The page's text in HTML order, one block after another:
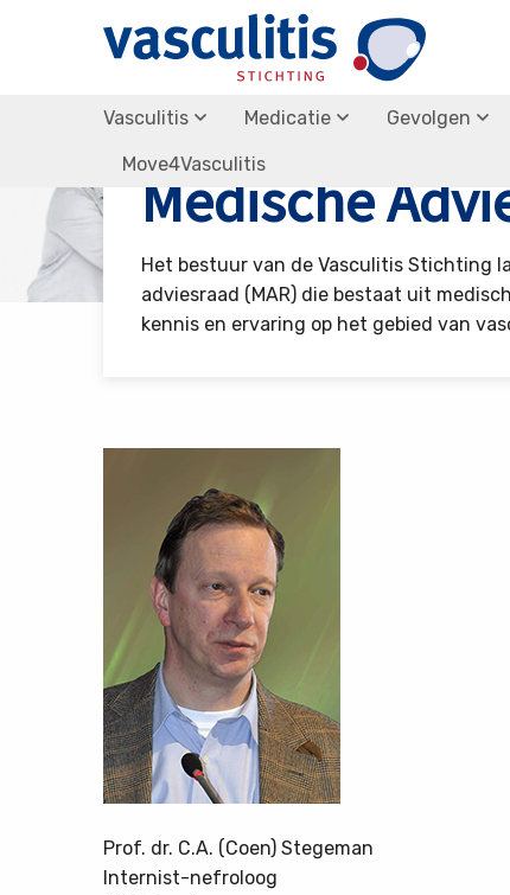
Vasculitis Medicatie Gevolgen
Move4Vasculitis
Medische
Het bestuur van de Vasculitis Stichting
adviesraad (MAR) die bestaat uit
kennis en ervaring op het gebied van
Prof. dr. C.A. (Coen) Stegeman
Internist-nefroloog